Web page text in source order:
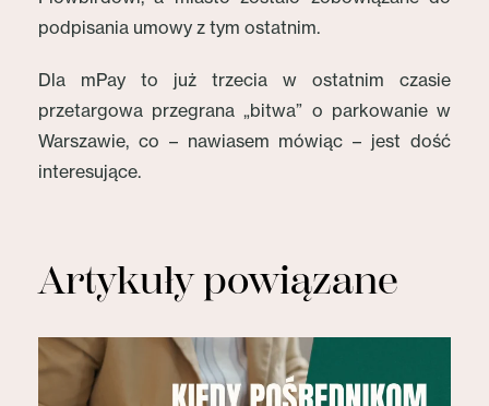
podpisania umowy z tym ostatnim.
Dla mPay to już trzecia w ostatnim czasie
przetargowa przegrana „bitwa” o parkowanie w
Warszawie, co – nawiasem mówiąc – jest dość
interesujące.
Artykuły powiązane